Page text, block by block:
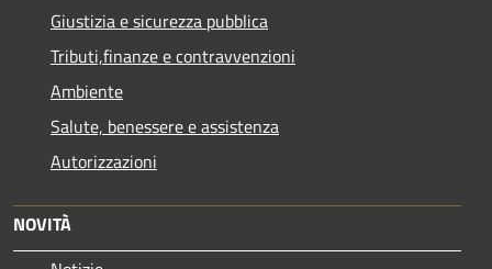
Giustizia e sicurezza pubblica
Tributi,finanze e contravvenzioni
Ambiente
Salute, benessere e assistenza
Autorizzazioni
NOVITÀ